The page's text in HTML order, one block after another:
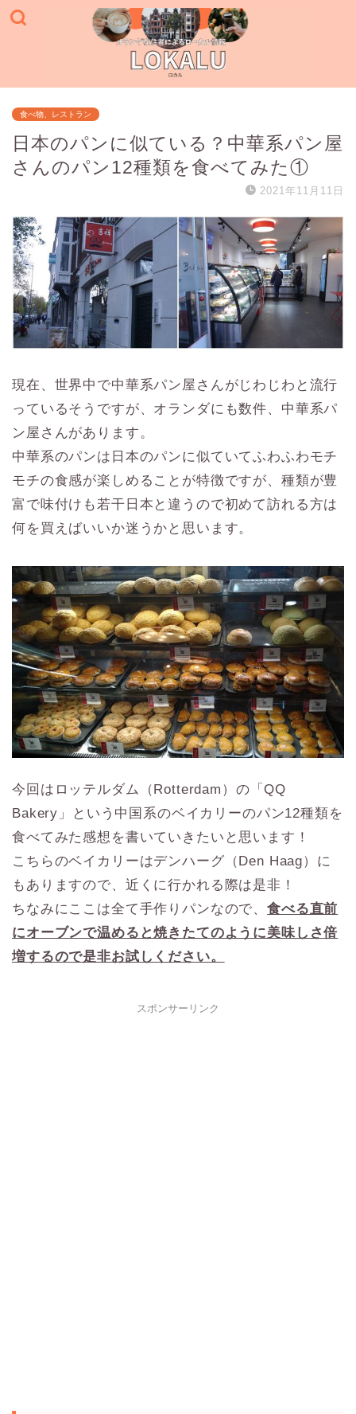
食べ物、レストラン
日本のパンに似ている？中華系パン屋
さんのパン12種類を食べてみた①
2021年11月11日
現在、世界中で中華系パン屋さんがじわじわと流行
っているそうですが、オランダにも数件、中華系パ
ン屋さんがあります。
中華系のパンは日本のパンに似ていてふわふわモチ
モチの食感が楽しめることが特徴ですが、種類が豊
富で味付けも若干日本と違うので初めて訪れる方は
何を買えばいいか迷うかと思います。
今回はロッテルダム（Rotterdam）の「QQ
Bakery」という中国系のベイカリーのパン12種類を
食べてみた感想を書いていきたいと思います！
こちらのベイカリーはデンハーグ（Den Haag）に
もありますので、近くに行かれる際は是非！
ちなみにここは全て手作りパンなので、食べる直前
にオーブンで温めると焼きたてのように美味しさ倍
増するので是非お試しください。
スポンサーリンク